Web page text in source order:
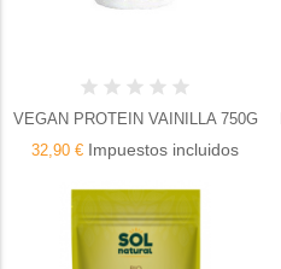
VEGAN PROTEIN VAINILLA 750G
32,90 € Impuestos incluidos